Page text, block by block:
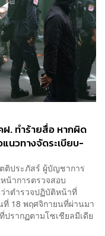
ฝ. ทำร้ายสื่อ หากผิด
นวทางจัดระเบียบ-
ติประภัสร์ ผู้บัญชาการ
น้าการตรวจสอบ
าตำรวจปฏิบัติหน้าที่
18 พฤศจิกายนที่ผ่านมา
รากฏตามโซเชียลมีเดีย